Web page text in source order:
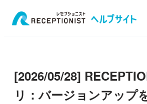
[2026/05/28]
リ：バージョンアップ